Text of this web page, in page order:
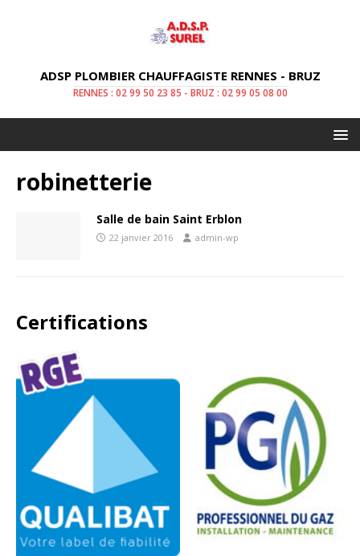
ADSP PLOMBIER CHAUFFAGISTE RENNES - BRUZ
RENNES : 02 99 50 23 85 - BRUZ : 02 99 05 08 00
robinetterie
Salle de bain Saint Erblon
22 janvier 2016 admin-wp
Certifications